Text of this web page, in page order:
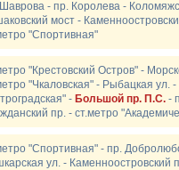
- пр. Королева -
мост -
"Спортивная"
"Крестовский Остров" -
"Чкаловская" - Рыбацкая ул.
- Большой пр. П.С. -
пр. - ст.метро
"Спортивная" - пр.
ул. - Каменноостровский